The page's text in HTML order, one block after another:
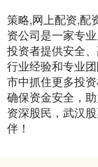
策略,网上配资,配
资公司是一家专
投资者提供安全
行业经验和专业
市中抓住更多投
确保资金安全，
资深股民，武汉
伴！